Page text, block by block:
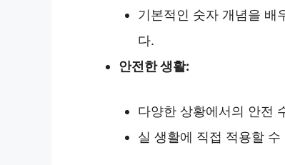
기본적인 숫자 개념을 배
다.
안전한 생활:
다양한 상황에서의 안전
실 생활에 직접 적용할